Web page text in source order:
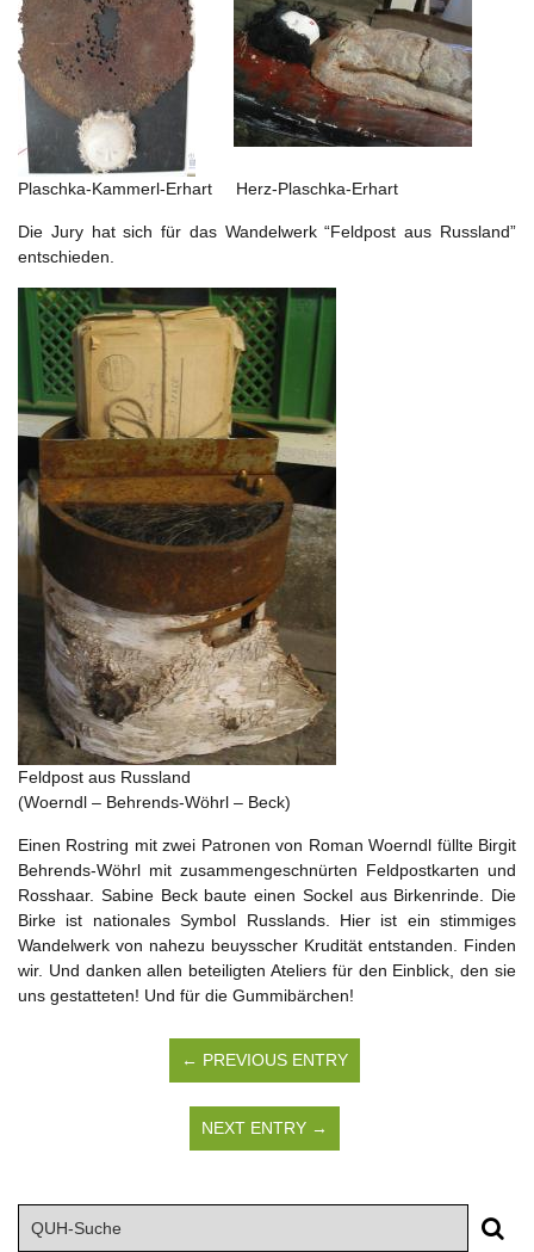
Plaschka-Kammerl-Erhart Herz-Plaschka-Erhart
Die Jury hat sich für das Wandelwerk “Feldpost aus Russland”
entschieden.
Feldpost aus Russland
(Woerndl – Behrends-Wöhrl – Beck)
Einen Rostring mit zwei Patronen von Roman Woerndl füllte Birgit
Behrends-Wöhrl mit zusammengeschnürten Feldpostkarten und
Rosshaar. Sabine Beck baute einen Sockel aus Birkenrinde. Die
Birke ist nationales Symbol Russlands. Hier ist ein stimmiges
Wandelwerk von nahezu beuysscher Krudität entstanden. Finden
wir. Und danken allen beteiligten Ateliers für den Einblick, den sie
uns gestatteten! Und für die Gummibärchen!
← PREVIOUS ENTRY
NEXT ENTRY →